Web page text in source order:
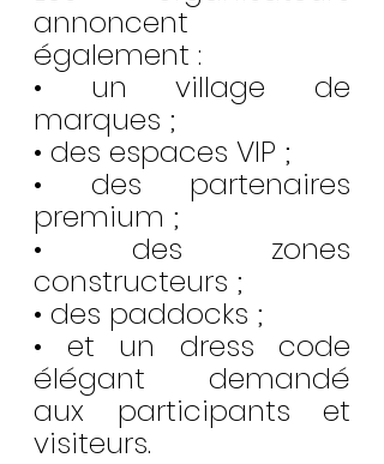
annoncent
également :
• un village de
marques ;
• des espaces VIP ;
• des partenaires
premium ;
• des zones
constructeurs ;
• des paddocks ;
• et un dress code
élégant demandé
aux participants et
visiteurs.